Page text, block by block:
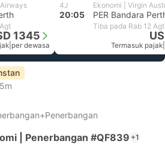
1345
per dewasa
4J Ekonomi | Virgin
20:05 PER Bandara
Tiba pada Rab 12 Agt
Termasuk pajak
| Penerbangan #QF839 +1